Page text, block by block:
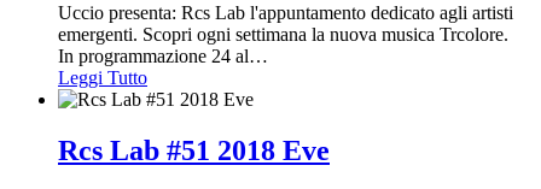
Uccio presenta: Rcs Lab l'appuntamento dedicato agli artisti
emergenti. Scopri ogni settimana la nuova musica Trcolore.
In programmazione 24 al…
Leggi Tutto
Rcs Lab #51 2018 Eve